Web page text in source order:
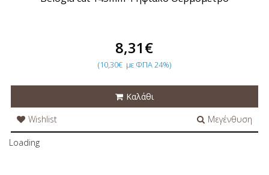
8,31€
(10,30€ με ΦΠΑ 24%)
Καλάθι
Wishlist
Μεγένθυση
Loading